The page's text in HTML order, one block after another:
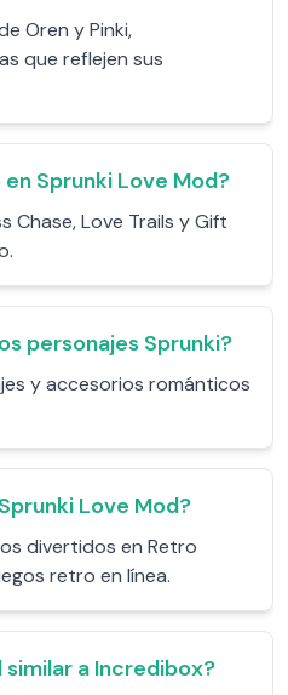
Oren y Pinki,
que reflejen sus
Sprunki Love Mod?
Chase, Love Trails y Gift
personajes Sprunki?
y accesorios románticos
Love Mod?
divertidos en Retro
retro en línea.
similar a Incredibox?